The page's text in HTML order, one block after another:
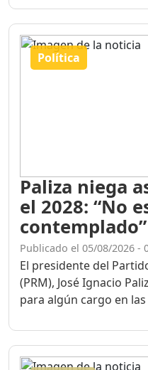
Política
Paliza niega
el 2028: “No
contemplado”
Publicado el 05/08/2026 -
El presidente del
(PRM), José Ignacio
para algún cargo en